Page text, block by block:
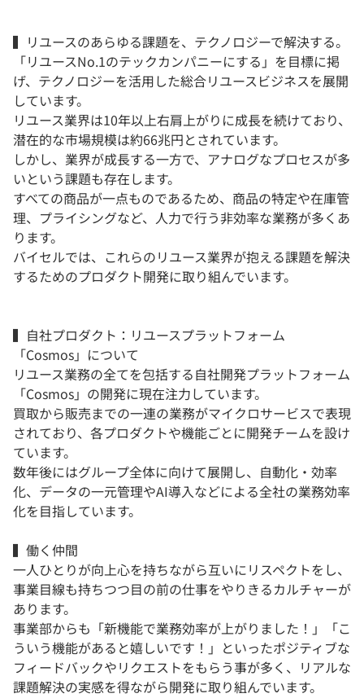
▍リユースのあらゆる課題を、テクノロジーで解決する。
「リユースNo.1のテックカンパニーにする」を目標に掲
げ、テクノロジーを活用した総合リユースビジネスを展開
しています。
リユース業界は10年以上右肩上がりに成長を続けており、
潜在的な市場規模は約66兆円とされています。
しかし、業界が成長する一方で、アナログなプロセスが多
いという課題も存在します。
すべての商品が一点ものであるため、商品の特定や在庫管
理、プライシングなど、人力で行う非効率な業務が多くあ
ります。
バイセルでは、これらのリユース業界が抱える課題を解決
するためのプロダクト開発に取り組んでいます。
▍自社プロダクト：リユースプラットフォーム
「Cosmos」について
リユース業務の全てを包括する自社開発プラットフォーム
「Cosmos」の開発に現在注力しています。
買取から販売までの一連の業務がマイクロサービスで表現
されており、各プロダクトや機能ごとに開発チームを設け
ています。
数年後にはグループ全体に向けて展開し、自動化・効率
化、データの一元管理やAI導入などによる全社の業務効率
化を目指しています。
▍働く仲間
一人ひとりが向上心を持ちながら互いにリスペクトをし、
事業目線も持ちつつ目の前の仕事をやりきるカルチャーが
あります。
事業部からも「新機能で業務効率が上がりました！」「こ
ういう機能があると嬉しいです！」といったポジティブな
フィードバックやリクエストをもらう事が多く、リアルな
課題解決の実感を得ながら開発に取り組んでいます。